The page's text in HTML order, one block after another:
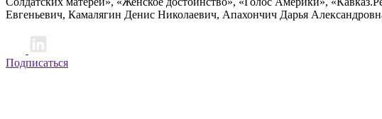
Евгеньевич, Камалягин Денис Николаевич, Апахончич Дарья
Подписаться